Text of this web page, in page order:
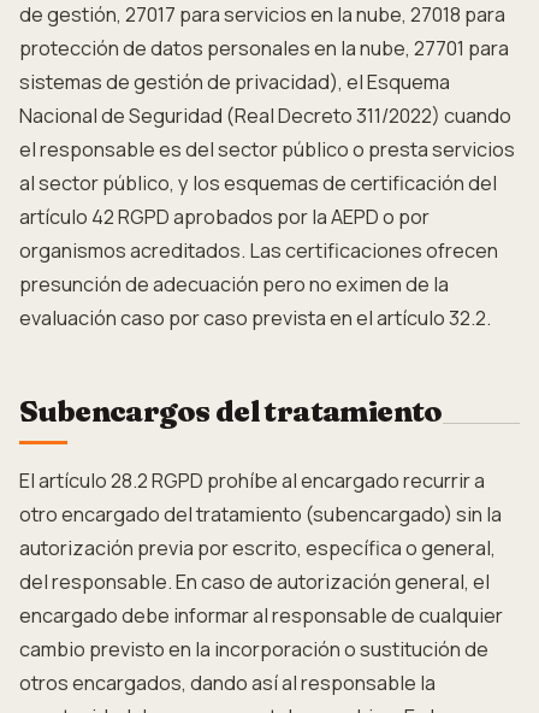
de gestión, 27017 para servicios en la nube, 27018 para
protección de datos personales en la nube, 27701 para
sistemas de gestión de privacidad), el Esquema
Nacional de Seguridad (Real Decreto 311/2022) cuando
el responsable es del sector público o presta servicios
al sector público, y los esquemas de certificación del
artículo 42 RGPD aprobados por la AEPD o por
organismos acreditados. Las certificaciones ofrecen
presunción de adecuación pero no eximen de la
evaluación caso por caso prevista en el artículo 32.2.
Subencargos del tratamiento
El artículo 28.2 RGPD prohíbe al encargado recurrir a
otro encargado del tratamiento (subencargado) sin la
autorización previa por escrito, específica o general,
del responsable. En caso de autorización general, el
encargado debe informar al responsable de cualquier
cambio previsto en la incorporación o sustitución de
otros encargados, dando así al responsable la